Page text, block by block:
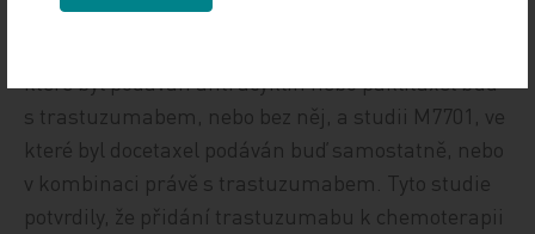
opírá například o studii HO648g uveřejněnou v roce
které byl podáván antracyklin nebo paklitaxel buď
s trastuzumabem, nebo bez něj, a studii M7701, ve
které byl docetaxel podáván buď samostatně, nebo
v kombinaci právě s trastuzumabem. Tyto studie
potvrdily, že přidání trastuzumabu k chemoterapii